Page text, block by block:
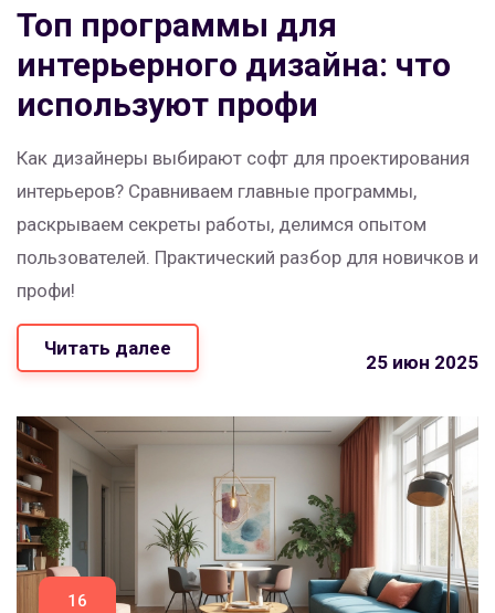
Топ программы для
интерьерного дизайна: что
используют профи
Как дизайнеры выбирают софт для проектирования
интерьеров? Сравниваем главные программы,
раскрываем секреты работы, делимся опытом
пользователей. Практический разбор для новичков и
профи!
Читать далее
25 июн 2025
16